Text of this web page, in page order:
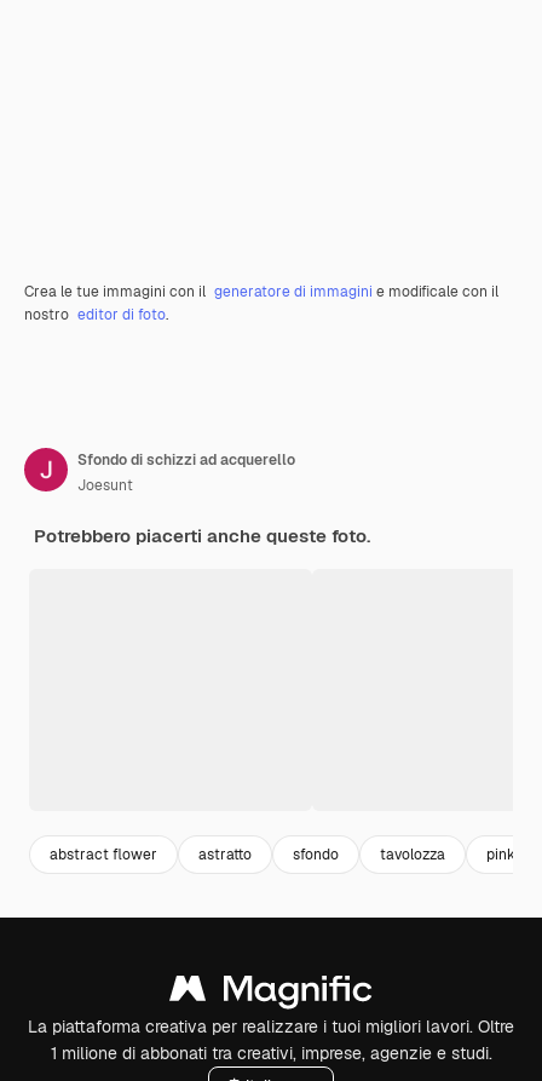
Crea le tue immagini con il generatore di immagini e modificale con il
nostro editor di foto.
Sfondo di schizzi ad acquerello
Joesunt
Potrebbero piacerti anche queste foto.
abstract flower astratto sfondo tavolozza pink
La piattaforma creativa per realizzare i tuoi migliori lavori. Oltre
1 milione di abbonati tra creativi, imprese, agenzie e studi.